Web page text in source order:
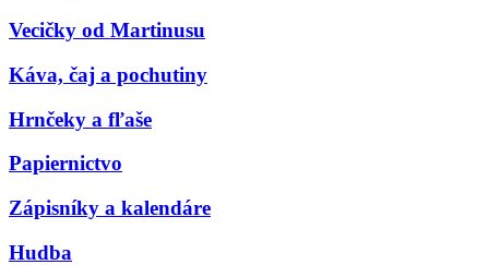
Vecičky od Martinusu
Káva, čaj a pochutiny
Hrnčeky a fľaše
Papiernictvo
Zápisníky a kalendáre
Hudba